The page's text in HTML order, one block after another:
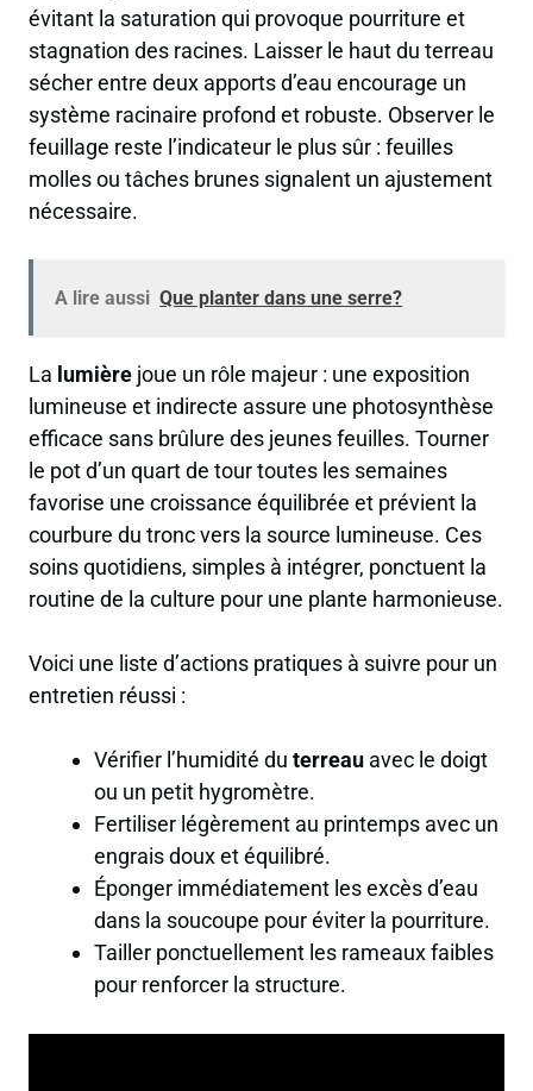
évitant la saturation qui provoque pourriture et
stagnation des racines. Laisser le haut du terreau
sécher entre deux apports d’eau encourage un
système racinaire profond et robuste. Observer le
feuillage reste l’indicateur le plus sûr : feuilles
molles ou tâches brunes signalent un ajustement
nécessaire.
A lire aussi Que planter dans une serre?
La lumière joue un rôle majeur : une exposition
lumineuse et indirecte assure une photosynthèse
efficace sans brûlure des jeunes feuilles. Tourner
le pot d’un quart de tour toutes les semaines
favorise une croissance équilibrée et prévient la
courbure du tronc vers la source lumineuse. Ces
soins quotidiens, simples à intégrer, ponctuent la
routine de la culture pour une plante harmonieuse.
Voici une liste d’actions pratiques à suivre pour un
entretien réussi :
Vérifier l’humidité du terreauavec le doigt
ou un petit hygromètre.
Fertiliser légèrement au printemps avec un
engrais doux et équilibré.
Éponger immédiatement les excès d’eau
dans la soucoupe pour éviter la pourriture.
Tailler ponctuellement les rameaux faibles
pour renforcer la structure.